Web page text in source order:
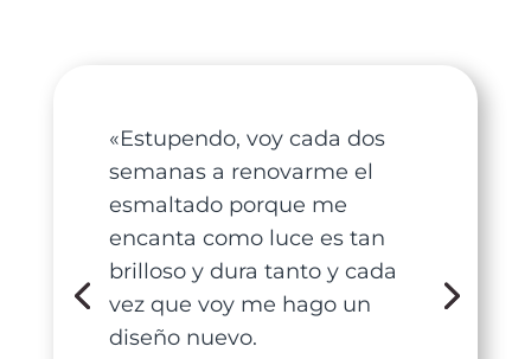
«Estupendo, voy cada dos
semanas a renovarme el
esmaltado porque me
encanta como luce es tan
brilloso y dura tanto y cada
vez que voy me hago un
diseño nuevo.